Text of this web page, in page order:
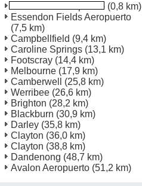
Melbourne Aeropuerto (0,8 km)
Essendon Fields Aeropuerto
(7,5 km)
Campbellfield (9,4 km)
Caroline Springs (13,1 km)
Footscray (14,4 km)
Melbourne (17,9 km)
Camberwell
(25,8 km)
Werribee (26,6 km)
Brighton (28,2 km)
Blackburn (30,9 km)
Darley (35,8 km)
Clayton (36,0 km)
Clayton (38,8 km)
Dandenong (48,7 km)
Avalon Aeropuerto (51,2 km)